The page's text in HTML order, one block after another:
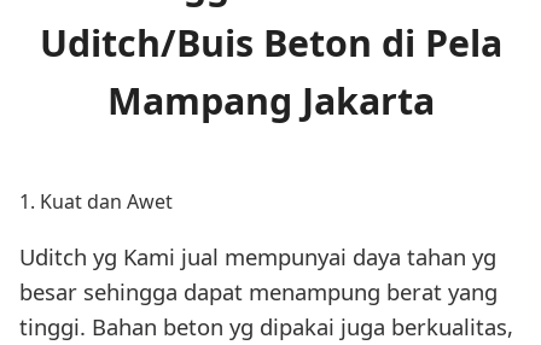
Uditch/Buis Beton di Pela
Mampang Jakarta
1. Kuat dan Awet
Uditch yg Kami jual mempunyai daya tahan yg
besar sehingga dapat menampung berat yang
tinggi. Bahan beton yg dipakai juga berkualitas,